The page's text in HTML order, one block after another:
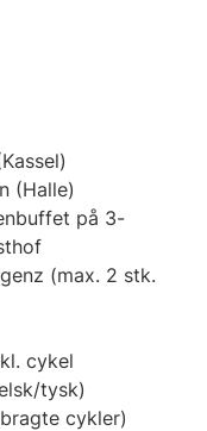
(Halle)
på 3-
(max. 2 stk.
cykel
tysk)
cykler)